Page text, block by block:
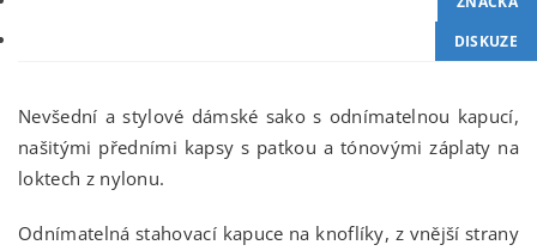
DISKUZE
Nevšední a stylové dámské sako s odnímatelnou kapucí,
našitými předními kapsy s patkou a tónovými záplaty na
loktech z nylonu.
Odnímatelná stahovací kapuce na knoflíky, z vnější strany